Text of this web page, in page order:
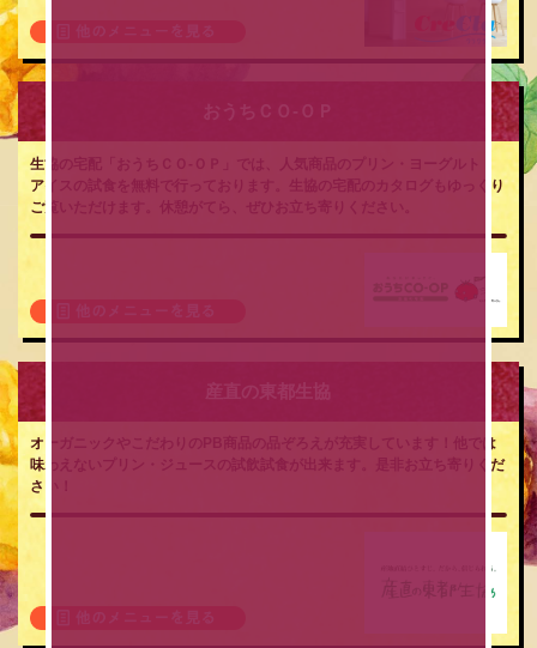
生協の宅配「おうちＣＯ-ＯＰ」では、人気商品のプリン・ヨーグルト・
アイスの試食を無料で行っております。生協の宅配のカタログもゆっくり
ご覧いただけます。休憩がてら、ぜひお立ち寄りください。
産直の東都生協
オーガニックやこだわりのPB商品の品ぞろえが充実しています！他では
味わえないプリン・ジュースの試飲試食が出来ます。是非お立ち寄りくだ
さい！